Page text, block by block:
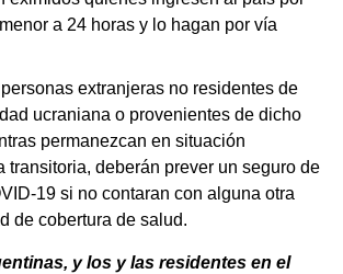
a 24 horas y lo hagan por vía
extranjeras no residentes de
ucraniana o provenientes de dicho
permanezcan en situación
transitoria, deberán prever un seguro de
19 si no contaran con alguna otra
de cobertura de salud.
y los y las residentes en el